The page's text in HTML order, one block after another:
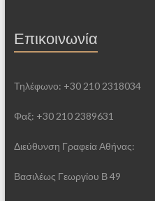
Επικοινωνία
Τηλέφωνο: +30 210 2318034
Φαξ: +30 210 2389631
Διεύθυνση Γραφεία Αθήνας:
Βασιλέως Γεωργίου Β 49